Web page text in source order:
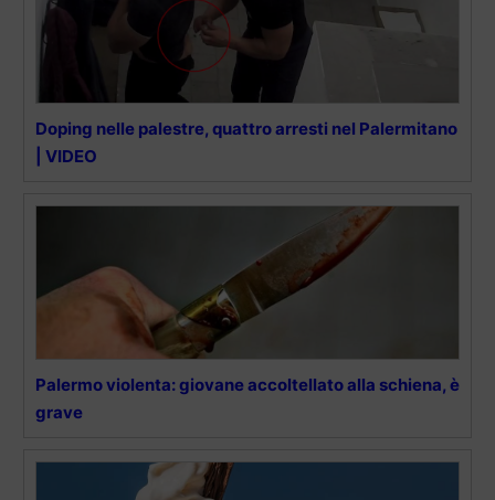
Doping nelle palestre, quattro arresti nel Palermitano
| VIDEO
Palermo violenta: giovane accoltellato alla schiena, è
grave